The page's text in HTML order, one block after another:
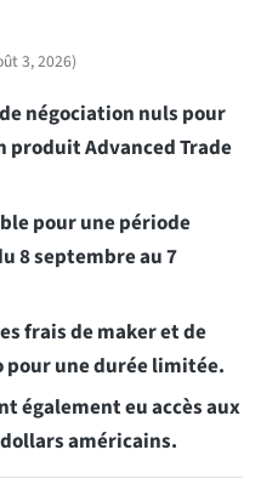
3, 2026)
négociation nuls pour
produit Advanced Trade
pour une période
8 septembre au 7
frais de maker et de
une durée limitée.
également eu accès aux
américains.